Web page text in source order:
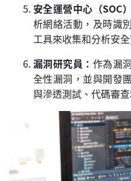
安全運營中心（SOC
析網絡活動，及時識
工具來收集和分析安
漏洞研究員： 作為漏
全性漏洞，並與開發
與滲透測試、代碼審